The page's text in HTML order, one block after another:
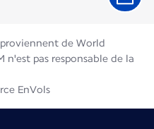
de World
n'est pas responsable de la
EnVols